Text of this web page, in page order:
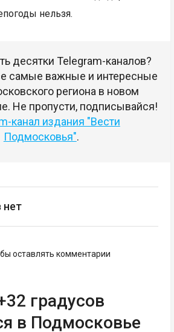
нельзя.
десятки Telegram-каналов?
самые важные и интересные
региона в новом
Не пропусти, подписывайся!
канал издания "Вести
Подмосковья".
нет
оставлять комментарии
градусов
в Подмосковье